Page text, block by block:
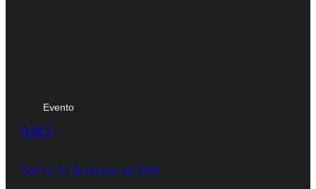
Evento
AAO
Del 9 al 12 de octubre de 2026